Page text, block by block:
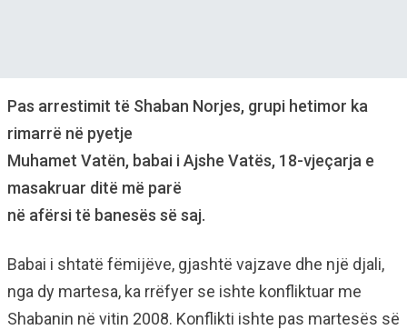
Pas arrestimit të Shaban Norjes, grupi hetimor ka
rimarrë në pyetje
Muhamet Vatën, babai i Ajshe Vatës, 18-vjeçarja e
masakruar ditë më parë
në afërsi të banesës së saj.
Babai i shtatë fëmijëve, gjashtë vajzave dhe një djali,
nga dy martesa, ka rrëfyer se ishte konfliktuar me
Shabanin në vitin 2008. Konflikti ishte pas martesës së